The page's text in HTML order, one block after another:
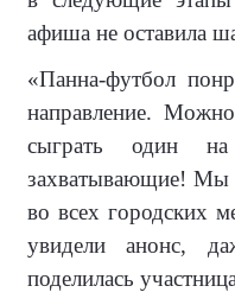
афиша не оставила
«Панна-футбол
направление. Можно
сыграть один
захватывающие! Мы
во всех городских
увидели анонс,
поделилась